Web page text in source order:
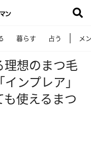
暮らす 占う メ
想のまつ毛
ンプレア」
使えるまつ